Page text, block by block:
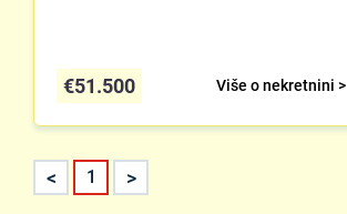
Više o nekretnini >
€51.500
< 1 >